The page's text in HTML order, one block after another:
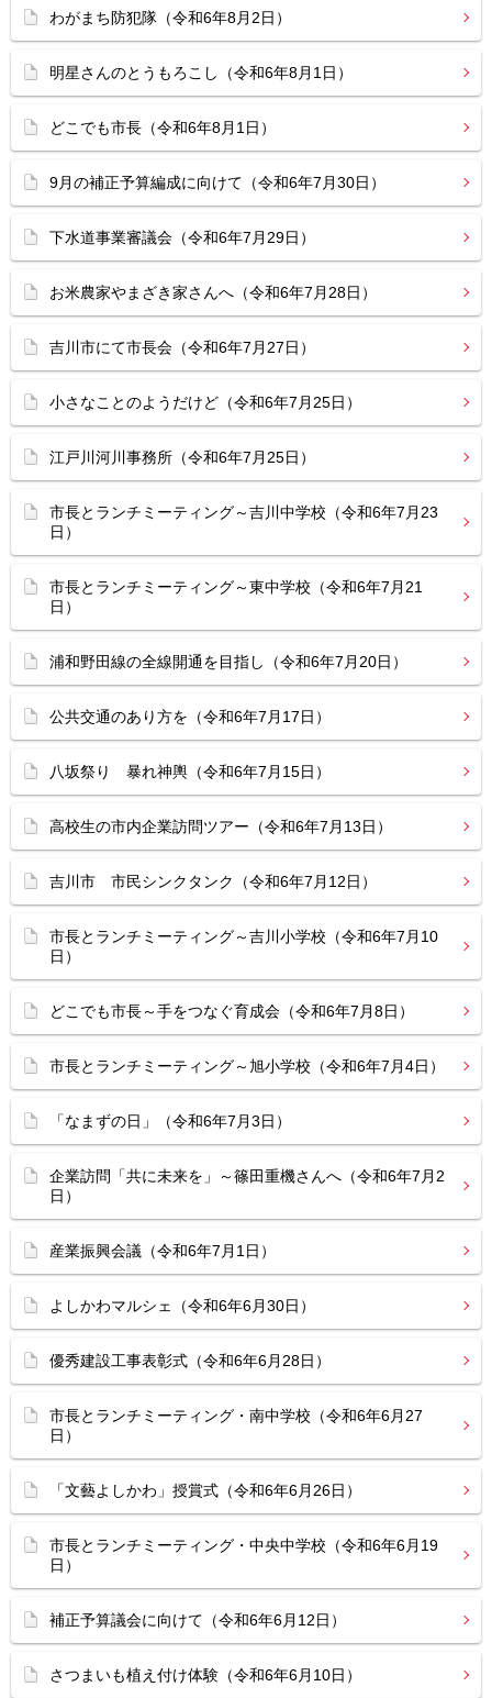
わがまち防犯隊（令和6年8月2日）
明星さんのとうもろこし（令和6年8月1日）
どこでも市長（令和6年8月1日）
9月の補正予算編成に向けて（令和6年7月30日）
下水道事業審議会（令和6年7月29日）
お米農家やまざき家さんへ（令和6年7月28日）
吉川市にて市長会（令和6年7月27日）
小さなことのようだけど（令和6年7月25日）
江戸川河川事務所（令和6年7月25日）
市長とランチミーティング～吉川中学校（令和6年7月23
日）
市長とランチミーティング～東中学校（令和6年7月21
日）
浦和野田線の全線開通を目指し（令和6年7月20日）
公共交通のあり方を（令和6年7月17日）
八坂祭り 暴れ神輿（令和6年7月15日）
高校生の市内企業訪問ツアー（令和6年7月13日）
吉川市 市民シンクタンク（令和6年7月12日）
市長とランチミーティング～吉川小学校（令和6年7月10
日）
どこでも市長～手をつなぐ育成会（令和6年7月8日）
市長とランチミーティング～旭小学校（令和6年7月4日）
「なまずの日」（令和6年7月3日）
企業訪問「共に未来を」～篠田重機さんへ（令和6年7月2
日）
産業振興会議（令和6年7月1日）
よしかわマルシェ（令和6年6月30日）
優秀建設工事表彰式（令和6年6月28日）
市長とランチミーティング・南中学校（令和6年6月27
日）
「文藝よしかわ」授賞式（令和6年6月26日）
市長とランチミーティング・中央中学校（令和6年6月19
日）
補正予算議会に向けて（令和6年6月12日）
さつまいも植え付け体験（令和6年6月10日）